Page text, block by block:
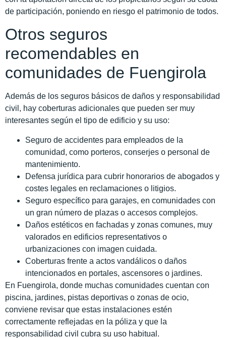
de participación, poniendo en riesgo el patrimonio de todos.
Otros seguros
recomendables en
comunidades de Fuengirola
Además de los seguros básicos de daños y responsabilidad
civil, hay coberturas adicionales que pueden ser muy
interesantes según el tipo de edificio y su uso:
Seguro de accidentes para empleados de la
comunidad, como porteros, conserjes o personal de
mantenimiento.
Defensa jurídica para cubrir honorarios de abogados y
costes legales en reclamaciones o litigios.
Seguro específico para garajes, en comunidades con
un gran número de plazas o accesos complejos.
Daños estéticos en fachadas y zonas comunes, muy
valorados en edificios representativos o
urbanizaciones con imagen cuidada.
Coberturas frente a actos vandálicos o daños
intencionados en portales, ascensores o jardines.
En Fuengirola, donde muchas comunidades cuentan con
piscina, jardines, pistas deportivas o zonas de ocio,
conviene revisar que estas instalaciones estén
correctamente reflejadas en la póliza y que la
responsabilidad civil cubra su uso habitual.